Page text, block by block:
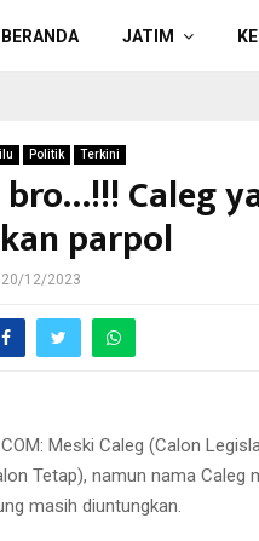
BERANDA JATIM
Politik Terkini
Caleg
parpol
20/12/2023
Meski Caleg (Calon
Tetap), namun nama
masih diuntungkan.